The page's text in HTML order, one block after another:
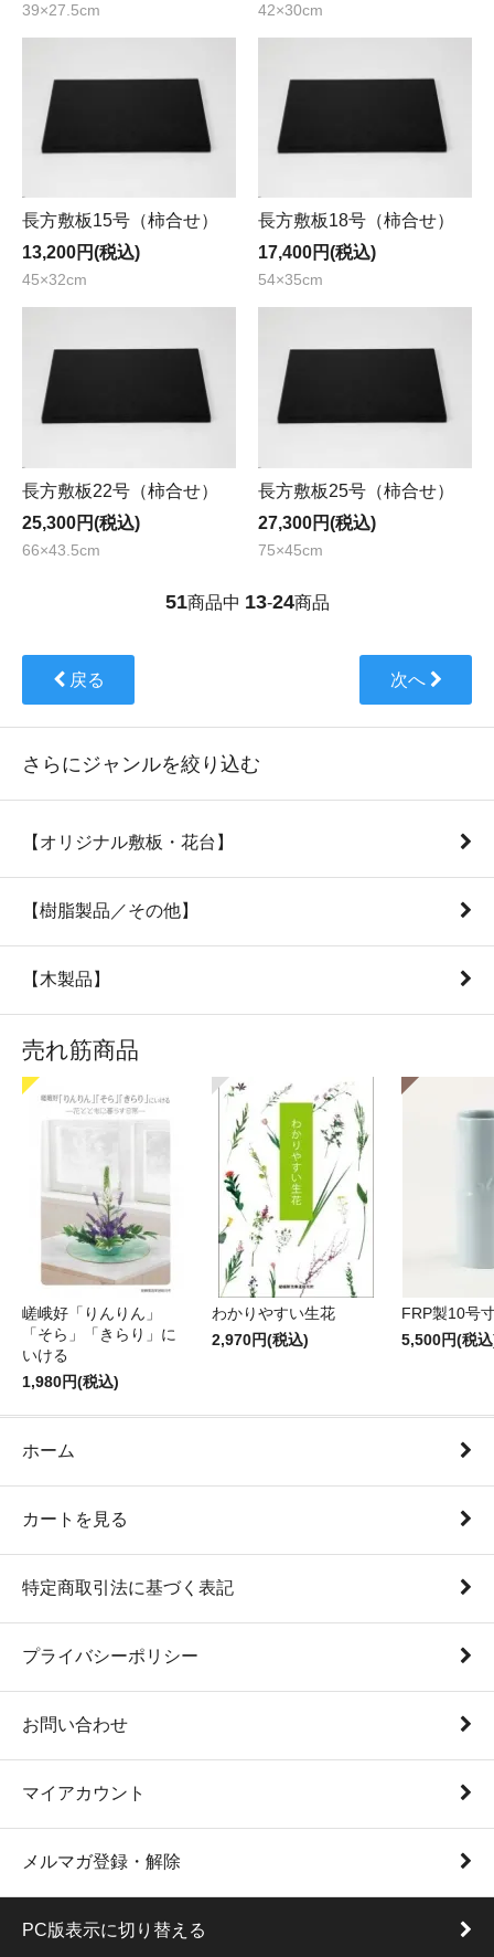
39×27.5cm 42×30cm
長方敷板15号（柿合せ）
13,200円(税込)
45×32cm
長方敷板18号（柿合せ）
17,400円(税込)
54×35cm
長方敷板22号（柿合せ）
25,300円(税込)
66×43.5cm
長方敷板25号（柿合せ）
27,300円(税込)
75×45cm
51商品中 13-24商品
戻る 次へ
さらにジャンルを絞り込む
【オリジナル敷板・花台】
【樹脂製品／その他】
【木製品】
売れ筋商品
嵯峨好「りんりん」
「そら」「きらり」に
いける
1,980円(税込)
わかりやすい生花
2,970円(税込)
FRP製10号
5,500円(税
ホーム
カートを見る
特定商取引法に基づく表記
プライバシーポリシー
お問い合わせ
マイアカウント
メルマガ登録・解除
PC版表示に切り替える